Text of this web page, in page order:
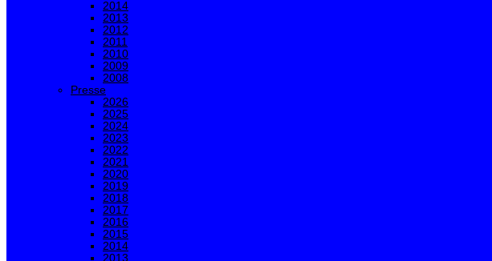
2014
2013
2012
2011
2010
2009
2008
Presse
2026
2025
2024
2023
2022
2021
2020
2019
2018
2017
2016
2015
2014
2013